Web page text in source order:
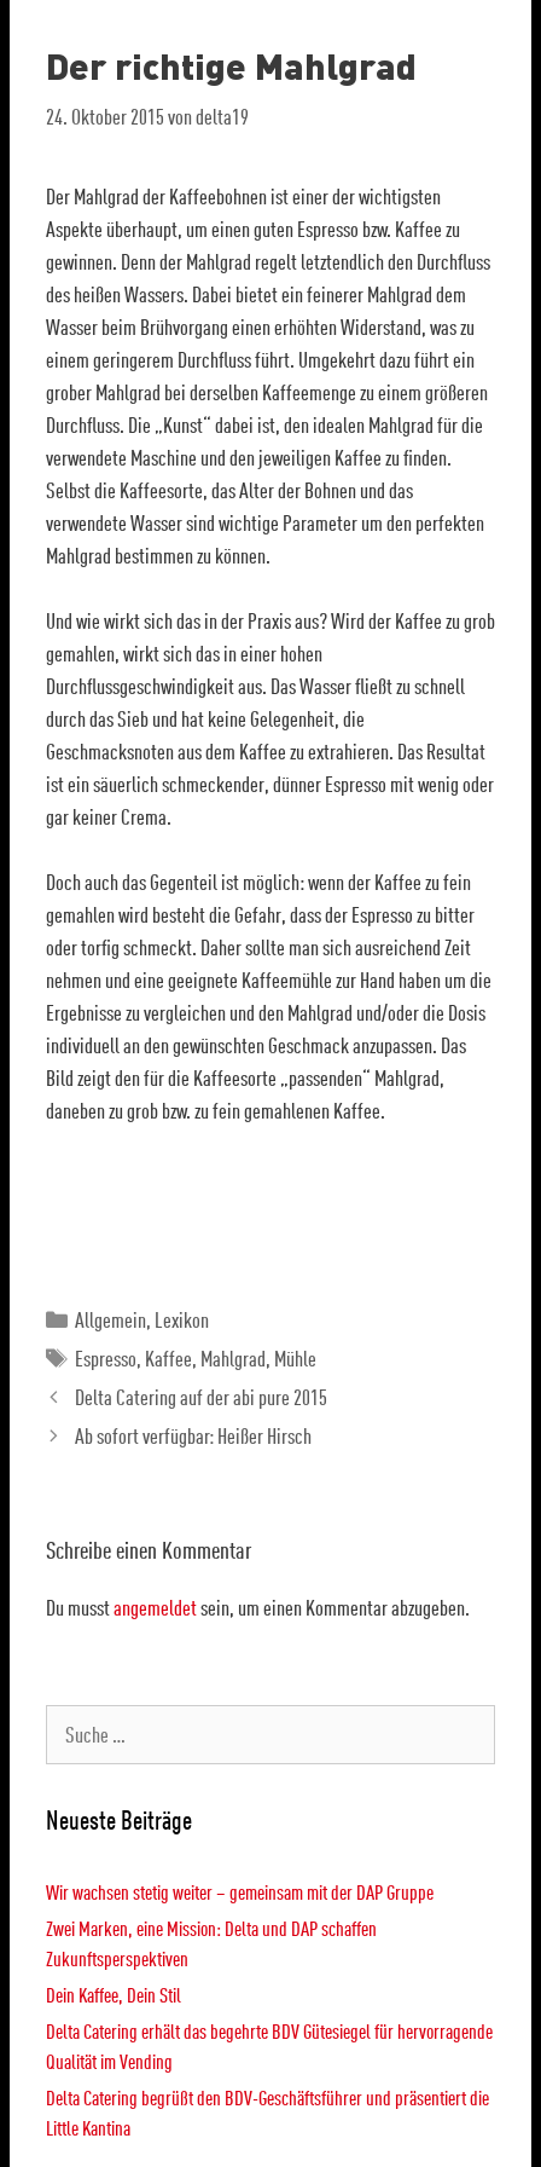
Der richtige Mahlgrad
24. Oktober 2015vondelta19
Der Mahlgrad der Kaffeebohnen ist einer der wichtigsten
Aspekte überhaupt, um einen guten Espresso bzw. Kaffee zu
gewinnen. Denn der Mahlgrad regelt letztendlich den Durchfluss
des heißen Wassers. Dabei bietet ein feinerer Mahlgrad dem
Wasser beim Brühvorgang einen erhöhten Widerstand, was zu
einem geringerem Durchfluss führt. Umgekehrt dazu führt ein
grober Mahlgrad bei derselben Kaffeemenge zu einem größeren
Durchfluss. Die „Kunst“ dabei ist, den idealen Mahlgrad für die
verwendete Maschine und den jeweiligen Kaffee zu finden.
Selbst die Kaffeesorte, das Alter der Bohnen und das
verwendete Wasser sind wichtige Parameter um den perfekten
Mahlgrad bestimmen zu können.
Und wie wirkt sich das in der Praxis aus? Wird der Kaffee zu grob
gemahlen, wirkt sich das in einer hohen
Durchflussgeschwindigkeit aus. Das Wasser fließt zu schnell
durch das Sieb und hat keine Gelegenheit, die
Geschmacksnoten aus dem Kaffee zu extrahieren. Das Resultat
ist ein säuerlich schmeckender, dünner Espresso mit wenig oder
gar keiner Crema.
Doch auch das Gegenteil ist möglich: wenn der Kaffee zu fein
gemahlen wird besteht die Gefahr, dass der Espresso zu bitter
oder torfig schmeckt. Daher sollte man sich ausreichend Zeit
nehmen und eine geeignete Kaffeemühle zur Hand haben um die
Ergebnisse zu vergleichen und den Mahlgrad und/oder die Dosis
individuell an den gewünschten Geschmack anzupassen. Das
Bild zeigt den für die Kaffeesorte „passenden“ Mahlgrad,
daneben zu grob bzw. zu fein gemahlenen Kaffee.
Allgemein, Lexikon
Espresso, Kaffee, Mahlgrad, Mühle
Delta Catering auf der abi pure 2015
Ab sofort verfügbar: Heißer Hirsch
Schreibe einen Kommentar
Du musstangemeldetsein, um einen Kommentar abzugeben.
Neueste Beiträge
Wir wachsen stetig weiter – gemeinsam mit der DAP Gruppe
Zwei Marken, eine Mission: Delta und DAP schaffen
Zukunftsperspektiven
Dein Kaffee, Dein Stil
Delta Catering erhält das begehrte BDV Gütesiegel für hervorragende
Qualität im Vending
Delta Catering begrüßt den BDV-Geschäftsführer und präsentiert die
Little Kantina